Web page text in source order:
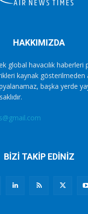
HAKKIMIZDA
global havacılık haberleri
kaynak gösterilmeden
başka yerde
BİZİ TAKİP EDİNİZ